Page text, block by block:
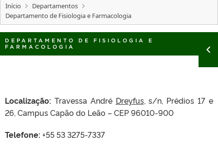
CONCURSOS
INTERNACIONAL
OUVIDORIA
Início
Departamentos
Departamento de Fisiologia e Farmacologia
DEPARTAMENTO DE FISIOLOGIA E
FARMACOLOGIA
Localização: Travessa André Dreyfus, s/n, Prédios 17 e
26, Campus Capão do Leão – CEP 96010-900
Telefone: +55 53 3275-7337